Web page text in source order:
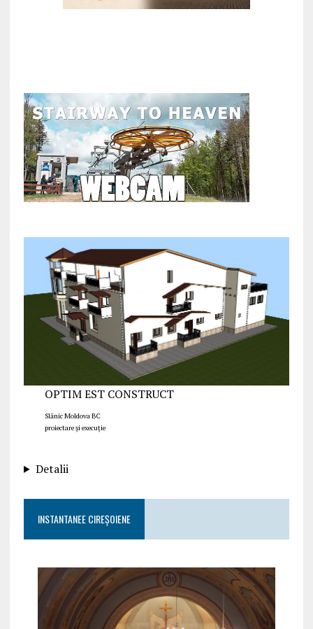
OPTIM EST CONSTRUCT
Slănic Moldova BC
proiectare și execuție
Detalii
INSTANTANEE CIREȘOIENE